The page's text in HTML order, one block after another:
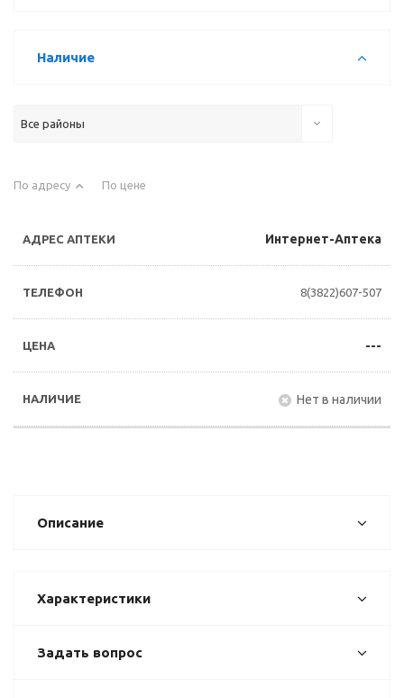
Наличие
Все районы
По адресу По цене
Интернет-Аптека
8(3822)607-507
---
Нет в наличии
Описание
Характеристики
Задать вопрос